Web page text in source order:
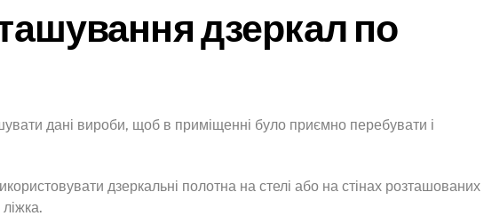
дзеркал по
дані вироби, щоб в приміщенні було приємно перебувати і
дзеркальні полотна на стелі або на стінах розташованих